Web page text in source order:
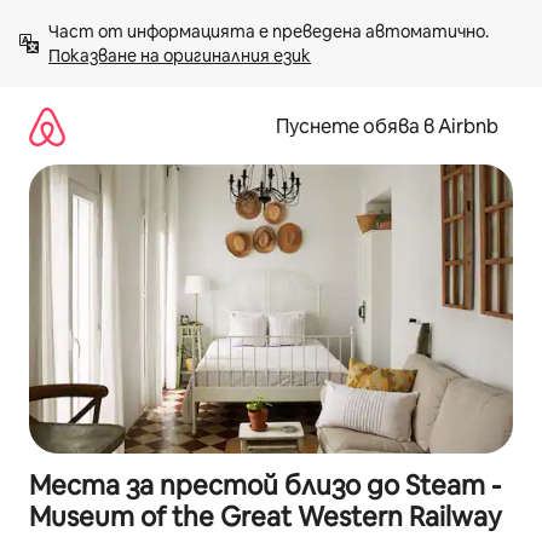
към
съдържанието
Показване на оригиналния език
Пуснете обява в Airbnb
Места за престой близо до Steam -
Museum of the Great Western Railway